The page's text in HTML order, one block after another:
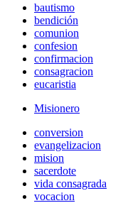
bautismo
bendición
comunion
confesion
confirmacion
consagracion
eucaristia
Misionero
conversion
evangelizacion
mision
sacerdote
vida consagrada
vocacion